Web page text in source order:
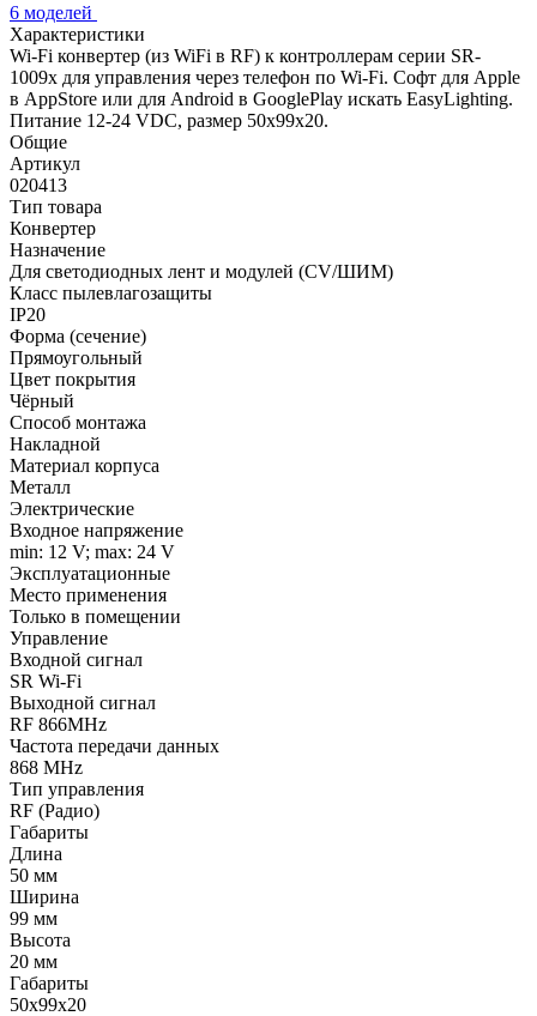
6 моделей
Характеристики
Wi-Fi конвертер (из WiFi в RF) к контроллерам серии SR-
1009x для управления через телефон по Wi-Fi. Софт для Apple
в AppStore или для Android в GooglePlay искать EasyLighting.
Питание 12-24 VDC, размер 50x99x20.
Общие
Артикул
020413
Тип товара
Конвертер
Назначение
Для светодиодных лент и модулей (CV/ШИМ)
Класс пылевлагозащиты
IP20
Форма (сечение)
Прямоугольный
Цвет покрытия
Чёрный
Способ монтажа
Накладной
Материал корпуса
Металл
Электрические
Входное напряжение
min: 12 V; max: 24 V
Эксплуатационные
Место применения
Только в помещении
Управление
Входной сигнал
SR Wi-Fi
Выходной сигнал
RF 866MHz
Частота передачи данных
868 MHz
Тип управления
RF (Радио)
Габариты
Длина
50 мм
Ширина
99 мм
Высота
20 мм
Габариты
50x99x20